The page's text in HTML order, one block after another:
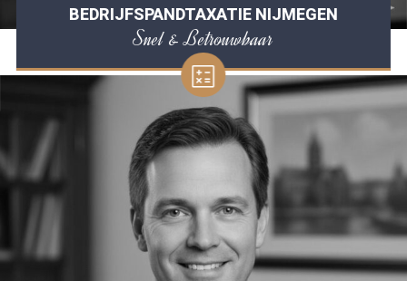
BEDRIJFSPANDTAXATIE NIJMEGEN
Snel & Betrouwbaar